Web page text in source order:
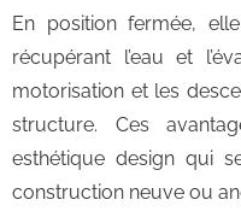
En position fermée,
récupérant l’eau et
motorisation et les
structure. Ces
esthétique design qui
construction neuve ou